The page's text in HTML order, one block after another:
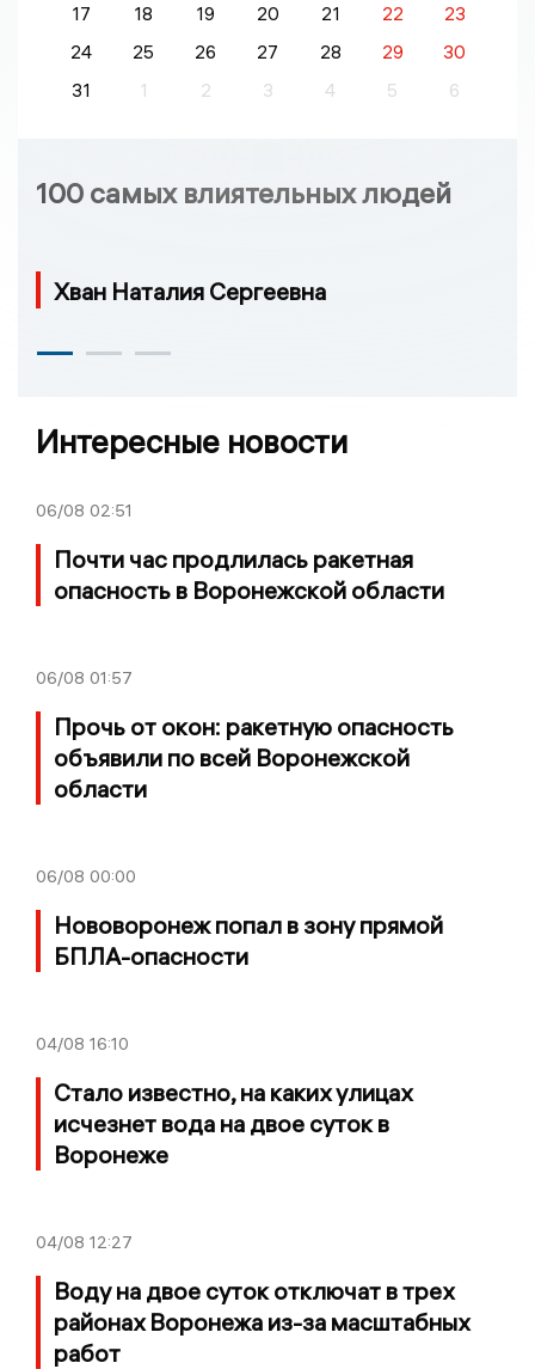
17 18 19 20 21 22
23
24
25 26 27 28 29
30
31
1 2 3 4 5 6
100 самых влиятельных людей
Хван Наталия Сергеевна
Интересные новости
06/08 02:51
Почти час продлилась ракетная
опасность в Воронежской области
06/08 01:57
Прочь от окон: ракетную опасность
объявили по всей Воронежской
области
06/08 00:00
Нововоронеж попал в зону прямой
БПЛА-опасности
04/08 16:10
Стало известно, на каких улицах
исчезнет вода на двое суток в
Воронеже
04/08 12:27
Воду на двое суток отключат в трех
районах Воронежа из-за масштабных
работ